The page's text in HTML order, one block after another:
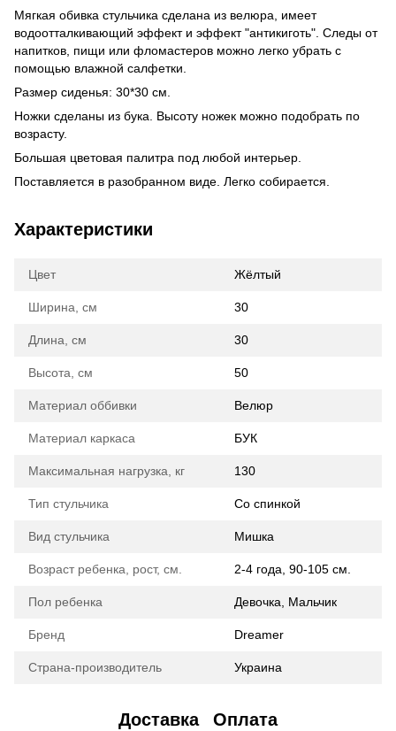
Мягкая обивка стульчика сделана из велюра, имеет
водоотталкивающий эффект и эффект "антикиготь". Следы от
напитков, пищи или фломастеров можно легко убрать с
помощью влажной салфетки.
Размер сиденья: 30*30 см.
Ножки сделаны из бука. Высоту ножек можно подобрать по
возрасту.
Большая цветовая палитра под любой интерьер.
Поставляется в разобранном виде. Легко собирается.
Характеристики
Цвет Жёлтый
Ширина, см 30
Длина, см 30
Высота, см 50
Материал оббивки Велюр
Материал каркаса БУК
Максимальная нагрузка, кг 130
Тип стульчика Со спинкой
Вид стульчика Мишка
Возраст ребенка, рост, см. 2-4 года, 90-105 см.
Пол ребенка Девочка, Мальчик
Бренд Dreamer
Страна-производитель Украина
Доставка Оплата